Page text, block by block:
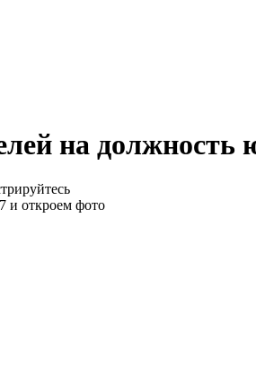
на должность
и откроем фото